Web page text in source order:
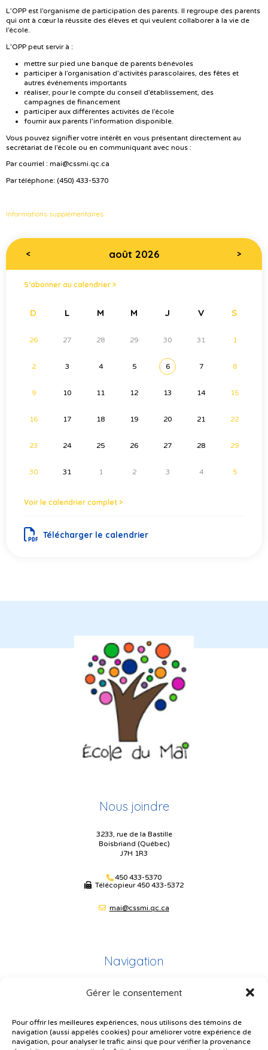
Gérer le consentement
Pour offrir les meilleures expériences, nous utilisons des témoins de
navigation (aussi appelés cookies) pour améliorer votre expérience de
navigation, pour analyser le trafic ainsi que pour vérifier la provenance
L’OPP est l’organisme de participation des parents. Il regroupe des parents
qui ont à cœur la réussite des élèves et qui veulent collaborer à la vie de
l’école.
L’OPP peut servir à :
mettre sur pied une banque de parents bénévoles
participer à l’organisation d’activités parascolaires, des fêtes et
autres événements importants
réaliser, pour le compte du conseil d’établissement, des
campagnes de financement
participer aux différentes activités de l’école
fournir aux parents l’information disponible.
Vous pouvez signifier votre intérêt en vous présentant directement au
secrétariat de l’école ou en communiquant avec nous :
Par courriel : mai@cssmi.qc.ca
Par téléphone: (450) 433-5370
Informations supplémentaires
< août 2026 >
S’abonner au calendrier >
D L M M J V S
26 27 28 29 30 31 1
2 3 4 5 6 7 8
9 10 11 12 13 14 15
16 17 18 19 20 21 22
23 24 25 26 27 28 29
30 31 1 2 3 4 5
Voir le calendrier complet >
Télécharger le calendrier
Nous joindre
3233, rue de la Bastille
Boisbriand (Québec)
J7H 1R3
450 433-5370
Télécopieur450 433-5372
mai@cssmi.qc.ca
Navigation
Plan du site
Plainte – service à l’élève